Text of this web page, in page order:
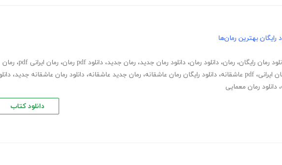
رایگان بهترین رمان‌ها
رمان رایگان، رمان، دانلود رمان، دانلود رمان جدید، رمان جدید، دانلود pdf رمان ، رمان ایرانی pdf ، رمان
ایرانی، pdf عاشقانه ، دانلود رایگان رمان عاشقانه، رمان جدید عاشقانه، دانلود رمان عاشقانه جدید،
، دانلود رمان معمایی
دانلود کتاب